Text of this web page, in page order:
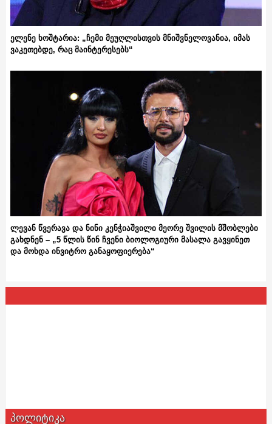
ელენე ხოშტარია: „ჩემი მეუღლისთვის მნიშვნელოვანია, იმას
ვაკეთებდე, რაც მაინტერესებს“
ლევან წვერავა და ნინი კენჭიაშვილი მეორე შვილის მშობლები
გახდნენ – „5 წლის წინ ჩვენი ბიოლოგიური მასალა გავყინეთ
და მოხდა ინვიტრო განაყოფიერება“
პოლიტიკა